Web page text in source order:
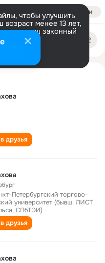
Войти
чтобы улучшить
возраст менее 13 лет,
ваш законный
друзья
Петербургский торгово-
университет (бывш. ЛИСТ
СПбТЭИ)
друзья